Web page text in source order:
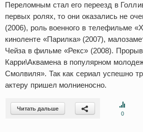
Переломным стал его переезд в
первых ролях, то они оказались не
(2006), роль военного в телефильме
киноленте «Парилка» (2007),
Чейза в фильме «Рекс» (2008).
Карри\Аквамена в популярном
Смолвиля». Так как сериал успешно
актеру пришел молниеносно.
Читать дальше
0